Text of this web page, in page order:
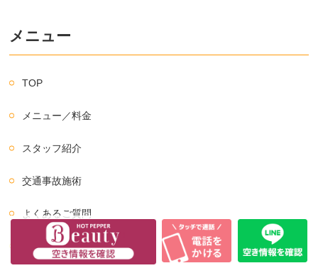
メニュー
TOP
メニュー／料金
スタッフ紹介
交通事故施術
よくあるご質問
アクセス